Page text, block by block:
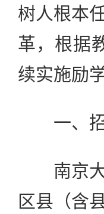
树人根本
革，根据
续实施励
一、招
南京大
区县（含